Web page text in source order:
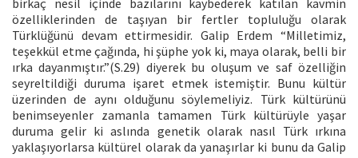
özelliklerinden de taşıyan bir fertler topluluğu olarak
Türklüğünü devam ettirmesidir. Galip Erdem “Milletimiz,
teşekkül etme çağında, hi şüphe yok ki, maya olarak, belli bir
ırka dayanmıştır.”(S.29) diyerek bu oluşum ve saf özelliğin
seyreltildiği duruma işaret etmek istemiştir. Bunu kültür
üzerinden de aynı olduğunu söylemeliyiz. Türk kültürünü
benimseyenler zamanla tamamen Türk kültürüyle yaşar
duruma gelir ki aslında genetik olarak nasıl Türk ırkına
yaklaşıyorlarsa kültürel olarak da yanaşırlar ki bunu da Galip